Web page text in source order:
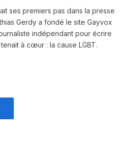
ses premiers pas dans la presse
Gerdy a fondé le site Gayvox
indépendant pour écrire
à cœur : la cause LGBT.